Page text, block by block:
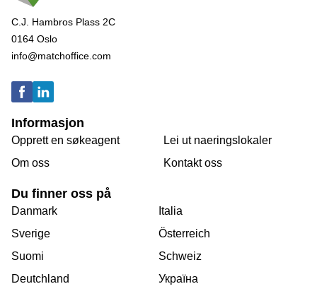
C.J. Hambros Plass 2C
0164 Oslo
info@matchoffice.com
Informasjon
Opprett en søkeagent
Om oss
Lei ut naeringslokaler
Kontakt oss
Du finner oss på
Danmark
Sverige
Suomi
Deutchland
Italia
Österreich
Schweiz
Україна